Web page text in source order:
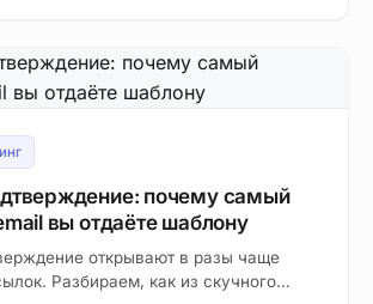
почему самый
вы отдаёте шаблону
открывают в разы чаще
Разбираем, как из скучного